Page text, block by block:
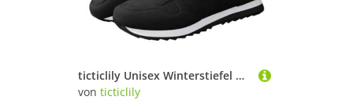
ticticlily Unisex Winterstiefel Herren Damen Warm Gefütterte Winterschuhe Schneestiefel Paar Plüsch Schlupfstiefel Kurzschaft Stiefel Boots Outdoor Wanderschuhe Große Größe B Schwarz 40 EU
von ticticlily